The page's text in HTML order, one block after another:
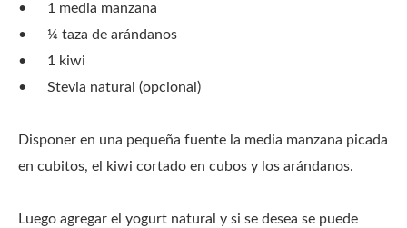
•
1 media manzana
•
¼ taza de arándanos
•
1 kiwi
•
Stevia natural (opcional)
Disponer en una pequeña fuente la media manzana picada
en cubitos, el kiwi cortado en cubos y los arándanos.
Luego agregar el yogurt natural y si se desea se puede